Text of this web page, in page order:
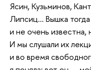
Ясин, Кузьминов,
Липсиц... Вышка
и не очень известна,
И мы слушали их
и во время